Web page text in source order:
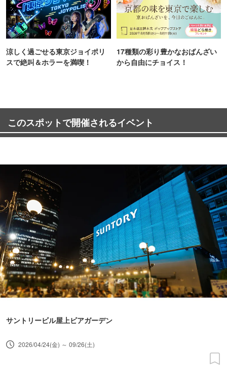
涼しく過ごせる東京ジョイポリ
スで絶叫＆ホラーを満喫！
17種類の彩り豊かなおばんざい
から自由にチョイス！
このスポットで開催されるイベント
サントリービル屋上ビアガーデン
2026/04/24(金) ～ 09/26(土)